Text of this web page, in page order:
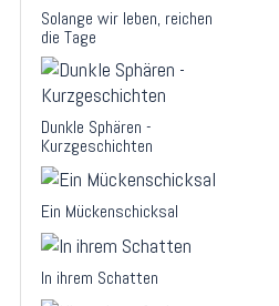
Solange wir leben, reichen
die Tage
Dunkle Sphären -
Kurzgeschichten
Ein Mückenschicksal
In ihrem Schatten